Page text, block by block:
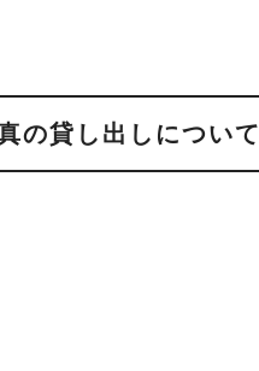
の貸し出しについて